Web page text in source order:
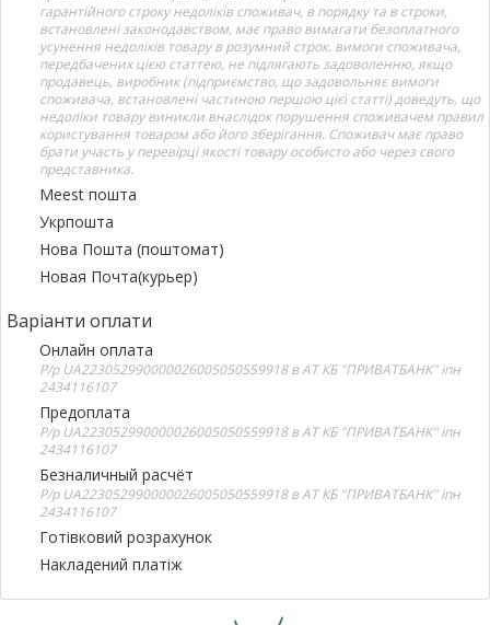
гарантійного строку недоліків споживач, в порядку та в строки,
встановлені законодавством, має право вимагати безоплатного
усунення недоліків товару в розумний строк. вимоги споживача,
передбачених цією статтею, не підлягають задоволенню, якщо
продавець, виробник (підприємство, що задовольняє вимоги
споживача, встановлені частиною першою цієї статті) доведуть, що
недоліки товару виникли внаслідок порушення споживачем правил
користування товаром або його зберігання. Споживач має право
брати участь у перевірці якості товару особисто або через свого
представника.
Meest пошта
Укрпошта
Нова Пошта (поштомат)
Новая Почта(курьер)
Варіанти оплати
Онлайн оплата
Р/р UA223052990000026005050559918 в АТ КБ "ПРИВАТБАНК" іпн
2434116107
Предоплата
Р/р UA223052990000026005050559918 в АТ КБ "ПРИВАТБАНК" іпн
2434116107
Безналичный расчёт
Р/р UA223052990000026005050559918 в АТ КБ "ПРИВАТБАНК" іпн
2434116107
Готівковий розрахунок
Накладений платіж